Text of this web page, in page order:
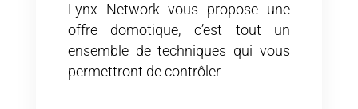
Lynx Network vous propose une
offre domotique, c’est tout un
ensemble de techniques qui vous
permettront de contrôler